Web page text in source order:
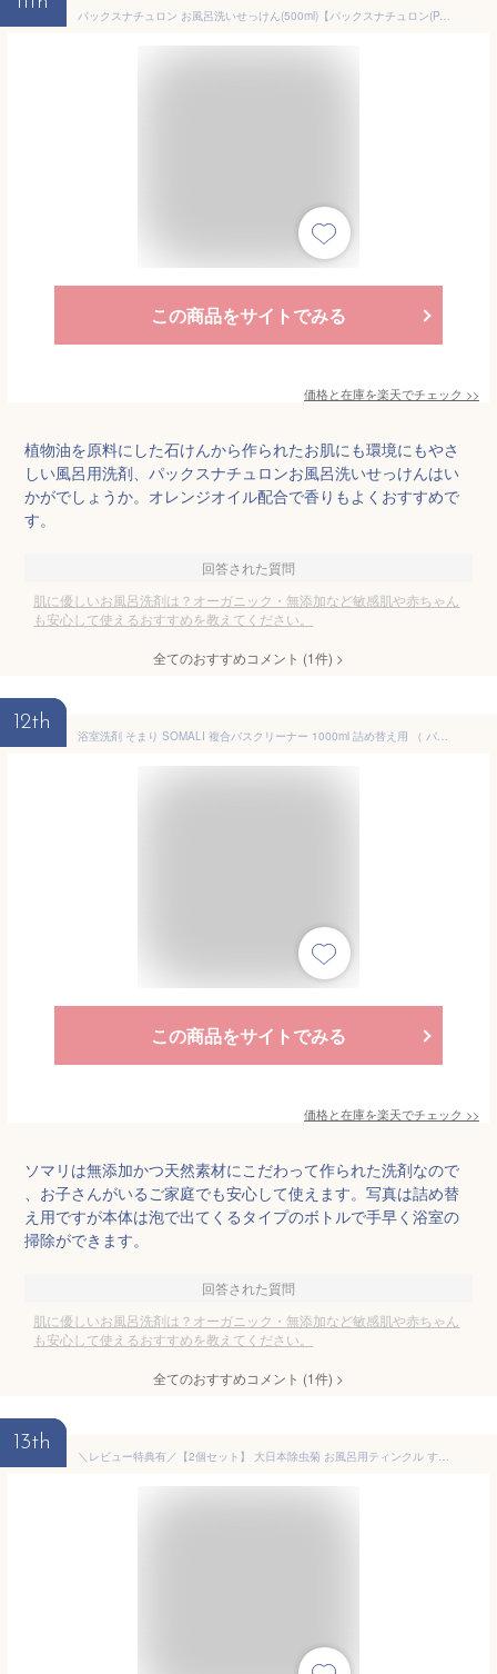
パックスナチュロン お風呂洗いせっけん(500ml)【パックスナチュロン(PAX NATURON)】[お風呂洗剤 赤ちゃん ペット 安心 油汚れ]
この商品をサイトでみる
価格と在庫を楽天でチェック >>
植物油を原料にした石けんから作られたお肌にも環境にもやさ
しい風呂用洗剤、パックスナチュロンお風呂洗いせっけんはい
かがでしょうか。オレンジオイル配合で香りもよくおすすめで
す。
回答された質問
肌に優しいお風呂洗剤は？オーガニック・無添加など敏感肌や赤ちゃん
も安心して使えるおすすめを教えてください。
全てのおすすめコメント (1件) >
12th
浴室洗剤 そまり SOMALI 複合バスクリーナー 1000ml 詰め替え用 （ バスクリーナー 無添加 天然素材 泡スプレー 浴室掃除 お風呂 掃除 肌にやさしい 石けん バス クリーナー 浴室 ソマリ おしゃれ ）【39ショップ】
この商品をサイトでみる
価格と在庫を楽天でチェック >>
ソマリは無添加かつ天然素材にこだわって作られた洗剤なので
、お子さんがいるご家庭でも安心して使えます。写真は詰め替
え用ですが本体は泡で出てくるタイプのボトルで手早く浴室の
掃除ができます。
回答された質問
肌に優しいお風呂洗剤は？オーガニック・無添加など敏感肌や赤ちゃん
も安心して使えるおすすめを教えてください。
全てのおすすめコメント (1件) >
13th
＼レビュー特典有／【2個セット】 大日本除虫菊 お風呂用ティンクル すすぎ節水タイプ [単品内容量/400ml] | お風呂用洗剤 お風呂掃除ティンクル アップル香り 酢成分 浴室用洗浄剤 すすぎ節水 洗剤 スプレー お酢のチカラ 浴槽洗剤 洗浄スプレー 手軽